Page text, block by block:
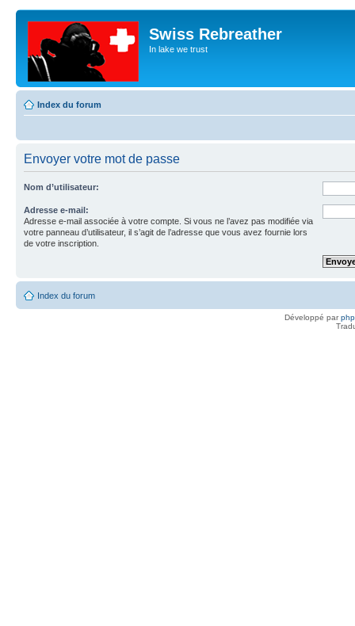
Swiss Rebreather
In lake we trust
Index du forum
Envoyer votre mot de passe
Nom d’utilisateur:
Adresse e-mail:
Adresse e-mail associée à votre compte. Si vous ne l’avez pas modifiée via
votre panneau d’utilisateur, il s’agit de l’adresse que vous avez fournie lors
de votre inscription.
Index du forum
Développé par